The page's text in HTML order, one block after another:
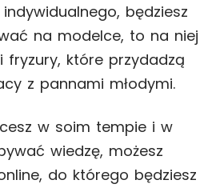
będziesz
na modelce, to na niej
fryzury, które przydadzą
z pannami młodymi.
w soim tempie i w
wiedzę, możesz
do którego będziesz